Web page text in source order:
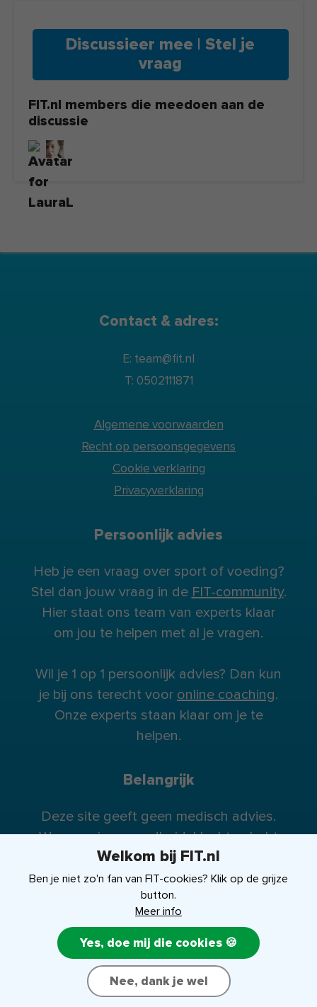
Discussieer mee | Stel je
vraag
FIT.nl members die meedoen aan de
discussie
Contact & adres:
E: team@fit.nl
T: 0502111871
Algemene voorwaarden
Recht op persoonsgegevens
Cookie verklaring
Privacyverklaring
Persoonlijk advies
Heb je een vraag over sport of voeding?
Stel dan jouw vraag in de FIT-community.
Hier staat ons team van experts klaar
om jou te helpen met al je vragen.
Wil je 1 op 1 persoonlijk advies? Dan kun
je bij ons terecht voor online coaching.
Onze experts staan klaar om je te
helpen.
Belangrijk
Deze site geeft geen medisch advies.
Wanneer je gezondheidsklachten hebt
raden wij je te allen tijde aan contact op
te nemen met je huisarts (of eventueel
specialist).
FIT-shop Over ons
Welkom bij FIT.nl
Ben je niet zo'n fan van FIT-cookies? Klik op de grijze
button.
Meer info
Yes, doe mij die cookies 🍪
Nee, dank je wel